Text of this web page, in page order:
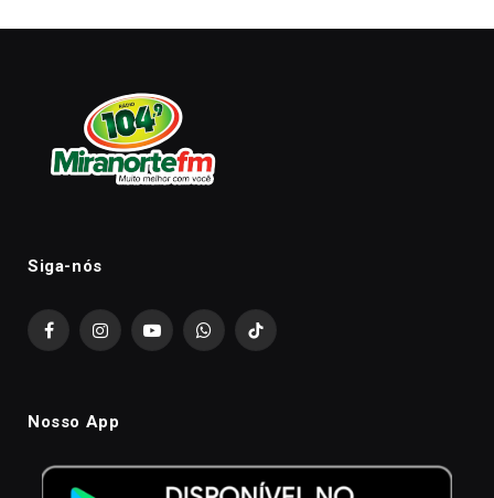
Siga-nós
FacebookInstagramYouTubeWhatsAppTikTok
Nosso App